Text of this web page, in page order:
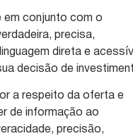
em conjunto com o
precisa,
direta e
decisão de
a respeito da oferta e
de informação ao
precisão,